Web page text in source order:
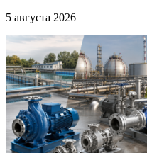
5 августа 2026